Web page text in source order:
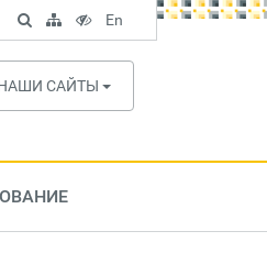
САЙТЫ
Поиск
по
сайту
Карта
сайта
Версия
для
слабовидящих
En
English